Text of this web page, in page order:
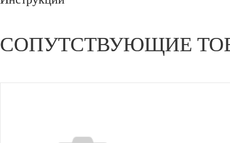
СОПУТСТВУЮЩИЕ